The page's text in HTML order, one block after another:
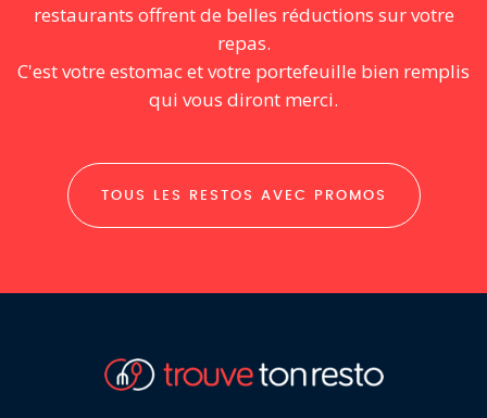
restaurants offrent de belles réductions sur votre
repas.
C'est votre estomac et votre portefeuille bien remplis
qui vous diront merci.
TOUS LES RESTOS AVEC PROMOS